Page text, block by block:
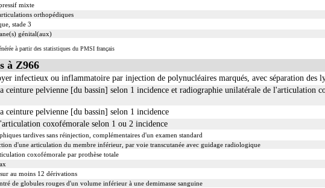
mixte
orthopédiques
stade 3
génital(aux)
à partir des statistiques du PMSI français
à Z966
infectieux ou inflammatoire par injection de polynucléaires marqués, avec séparation des
ceinture pelvienne [du bassin] selon 1 incidence et radiographie unilatérale de l'articulation
ceinture pelvienne [du bassin] selon 1 incidence
coxofémorale selon 1 ou 2 incidence
tardives sans réinjection, complémentaires d'un examen standard
d'une articulation du membre inférieur, par voie transcutanée avec guidage radiologique
coxofémorale par prothèse totale
au moins 12 dérivations
de globules rouges d'un volume inférieur à une demimasse sanguine